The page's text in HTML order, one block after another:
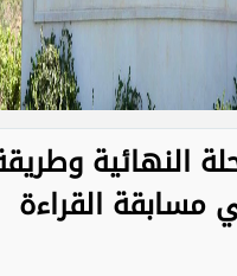
النهائية
مسابقة القراءة